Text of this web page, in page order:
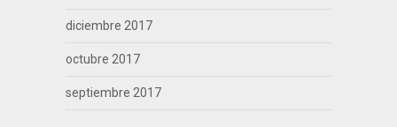
diciembre 2017
octubre 2017
septiembre 2017